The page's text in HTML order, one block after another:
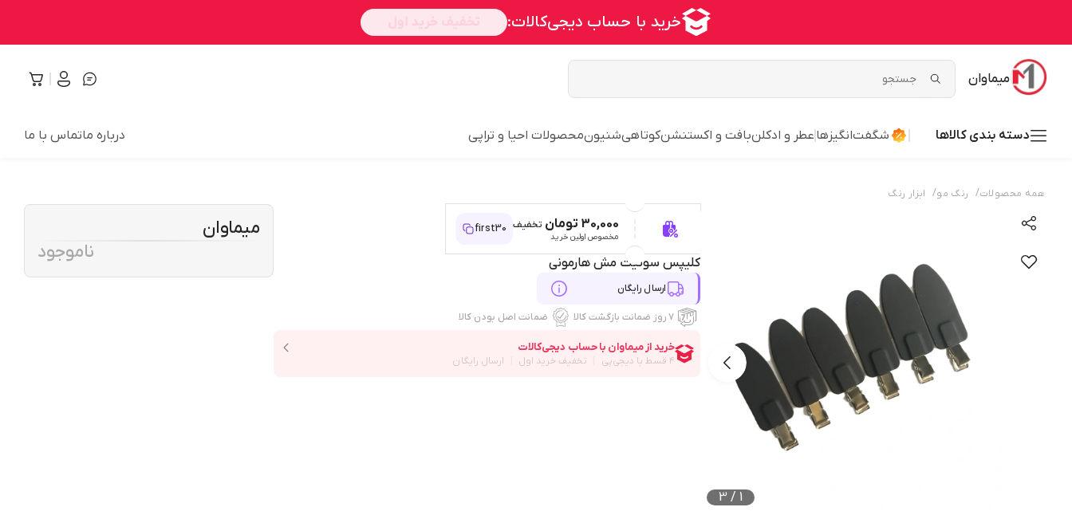
میماوان
دسته بندی کالاها شگفت‌انگیزها عطر و ادکلنبافت و اکستنشنکوتاهیشنیونمحصولات احیا و تراپی درباره ماتماس با ما
همه محصولات/ رنگ مو/ ابزار رنگ
1
/
3
30,000 تومان تخفیف
مخصوص اولین خرید
first30
کلیپس سوئیت مش هارمونی
ارسال رایگان
۷ روز ضمانت بازگشت کالا ضمانت اصل بودن کالا
میماوان
ناموجود